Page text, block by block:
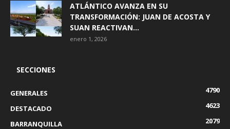
ATLÁNTICO AVANZA EN SU
TRANSFORMACIÓN: JUAN DE ACOSTA Y
SUAN REACTIVAN...
enero 1, 2026
SECCIONES
GENERALES
4790
DESTACADO
4623
BARRANQUILLA
2079